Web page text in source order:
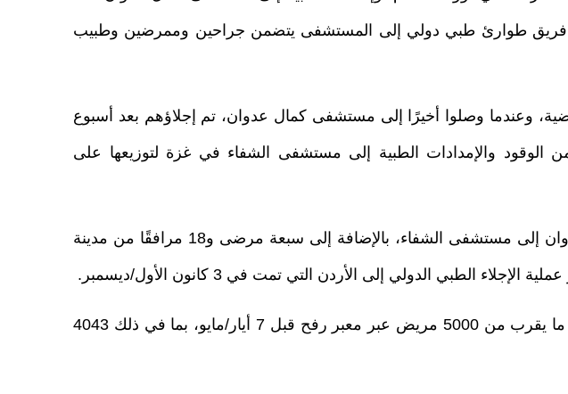
فريق طوارئ طبي دولي إلى المستشفى يتضمن جراحين وممرضين وطبيب
وعندما وصلوا أخيرًا إلى مستشفى كمال عدوان، تم إجلاؤهم بعد أسبوع
ما وصفه بأنه “غير مفهوم ومؤلم للغاية”. كما أفاد بتسليم 24,000 لتر من الوقود والإمدادات الطبية إلى مستشفى الشفاء في غزة لتوزيعها على
ذكر المسؤول الأممي أنه تم نقل ثلاثة مرضى في حالة حرجة من مستشفى كمال عدوان إلى مستشفى الشفاء، بالإضافة إلى سبعة مرضى و18 مرافقًا من مدينة
الدولي إلى الأردن التي تمت في 3 كانون الأول/ديسمبر.
وأضاف أن منذ 7 تشرين الأول/أكتوبر 2023، تم إجلاء 5325 مريضًا من غزة، من بينهم ما يقرب من 5000 مريض عبر معبر رفح قبل 7 أيار/مايو، بما في ذلك 4043